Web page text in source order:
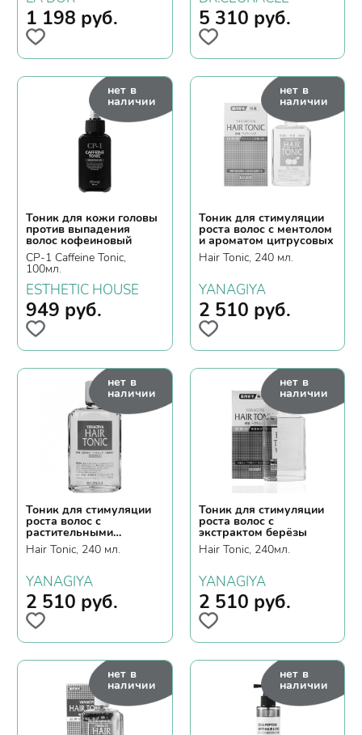
1 198 руб. 5 310 руб.
нет в
наличии
Тоник для кожи головы
против выпадения
волос кофеиновый
CP-1 Caffeine Tonic,
100мл.
ESTHETIC HOUSE
949 руб.
нет в
наличии
Тоник для стимуляции
роста волос с ментолом
и ароматом цитрусовых
Hair Tonic, 240 мл.
YANAGIYA
2 510 руб.
нет в
наличии
Тоник для стимуляции
роста волос с
растительными
экстрактами и
освежающим ароматом
Hair Tonic, 240 мл.
YANAGIYA
2 510 руб.
нет в
наличии
Тоник для стимуляции
роста волос с
экстрактом берёзы
Hair Tonic, 240мл.
YANAGIYA
2 510 руб.
нет в
наличии
нет в
наличии